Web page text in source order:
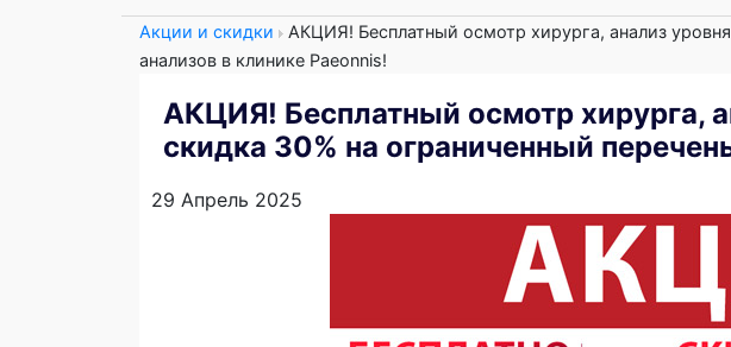
Акции и скидки
АКЦИЯ! Бесплатный осмотр хирурга, анализ
анализов в клинике Paeonnis!
АКЦИЯ! Бесплатный осмотр хирурга,
скидка 30% на ограниченный
29 Апрель 2025